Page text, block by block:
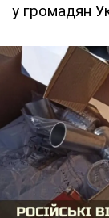
у громадян